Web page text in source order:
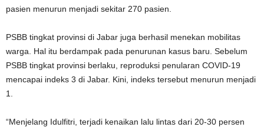
pasien menurun menjadi sekitar 270 pasien.
PSBB tingkat provinsi di Jabar juga berhasil menekan mobilitas
warga. Hal itu berdampak pada penurunan kasus baru. Sebelum
PSBB tingkat provinsi berlaku, reproduksi penularan COVID-19
mencapai indeks 3 di Jabar. Kini, indeks tersebut menurun menjadi
1.
“Menjelang Idulfitri, terjadi kenaikan lalu lintas dari 20-30 persen